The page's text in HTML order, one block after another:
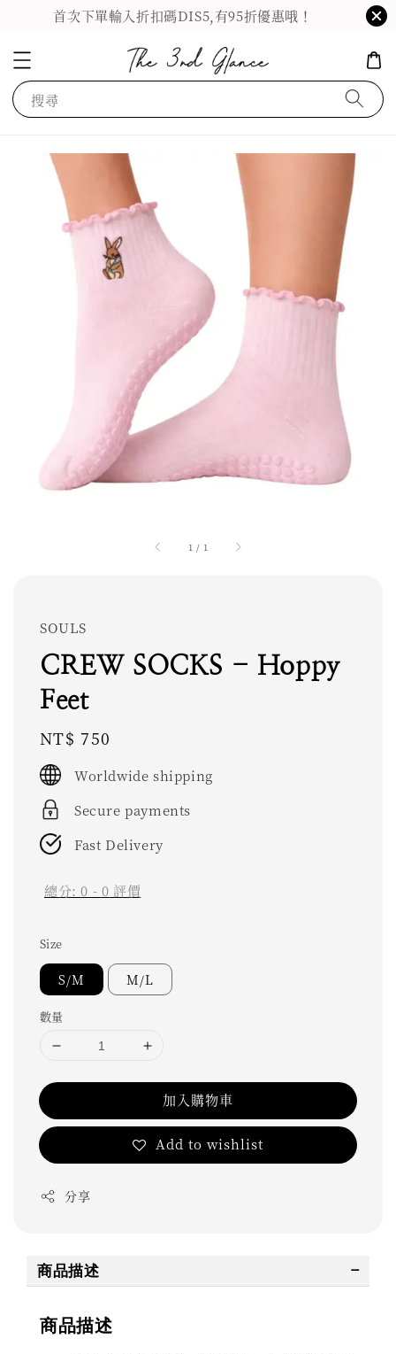
首次下單輸入折扣碼DIS5,有95折優惠哦！
搜尋
1 / 1
SOULS
CREW SOCKS - Hoppy
Feet
Regular
price
NT$ 750
Worldwide shipping
Secure payments
Fast Delivery
總分:0 - 0 評價
Size
S/M M/L
數量
加入購物車
Add to wishlist
分享
商品描述
商品描述